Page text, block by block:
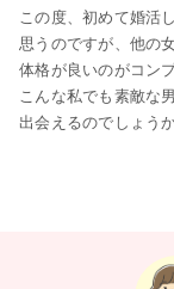
この度、初めて婚活
思うのですが、他の
体格が良いのがコン
こんな私でも素敵な
出会えるのでしょう